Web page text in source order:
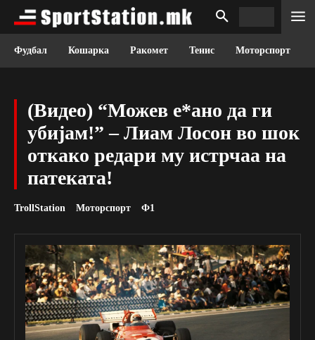
Фудбал Кошарка Ракомет Тенис Моторспорт
(Видео) “Можев е*ано да ги
убијам!” – Лиам Лосон во шок
откако редари му истрчаа на
патеката!
TrollStation Моторспорт Ф1